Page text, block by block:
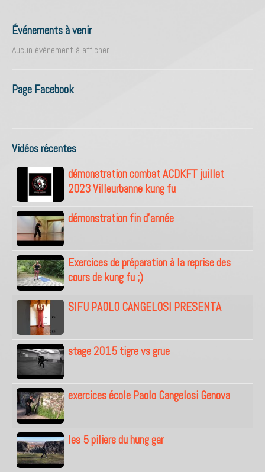
Événements à venir
Aucun évènement à afficher.
Page Facebook
Vidéos récentes
démonstration combat ACDKFT juillet
2023 Villeurbanne kung fu
démonstration fin d'année
Exercices de préparation à la reprise des
cours de kung fu ;)
SIFU PAOLO CANGELOSI PRESENTA
stage 2015 tigre vs grue
exercices école Paolo Cangelosi Genova
les 5 piliers du hung gar